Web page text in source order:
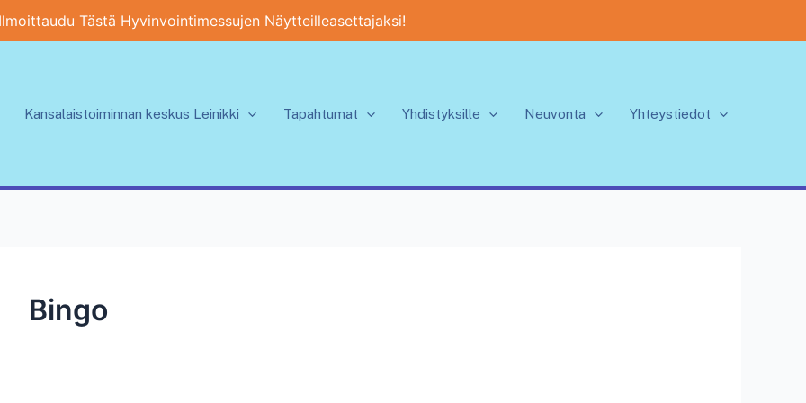
Ilmoittaudu Tästä Hyvinvointimessujen Näytteilleasettajaksi!
Kansalaistoiminnan keskus Leinikki Tapahtumat Yhdistyksille Neuvonta Yhteystiedot
Bingo